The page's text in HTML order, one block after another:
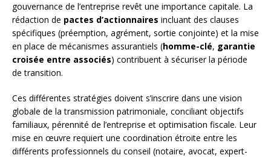
gouvernance de l’entreprise revêt une importance capitale. La
rédaction de pactes d’actionnaires incluant des clauses
spécifiques (préemption, agrément, sortie conjointe) et la mise
en place de mécanismes assurantiels (homme-clé, garantie
croisée entre associés) contribuent à sécuriser la période
de transition.
Ces différentes stratégies doivent s’inscrire dans une vision
globale de la transmission patrimoniale, conciliant objectifs
familiaux, pérennité de l’entreprise et optimisation fiscale. Leur
mise en œuvre requiert une coordination étroite entre les
différents professionnels du conseil (notaire, avocat, expert-